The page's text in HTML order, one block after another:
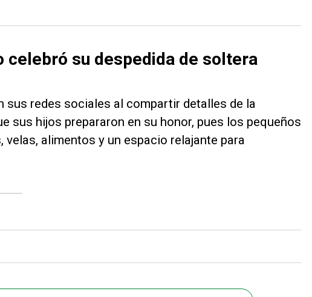
celebró su despedida de soltera
sus redes sociales al compartir detalles de la
sus hijos prepararon en su honor, pues los pequeños
alimentos y un espacio relajante para